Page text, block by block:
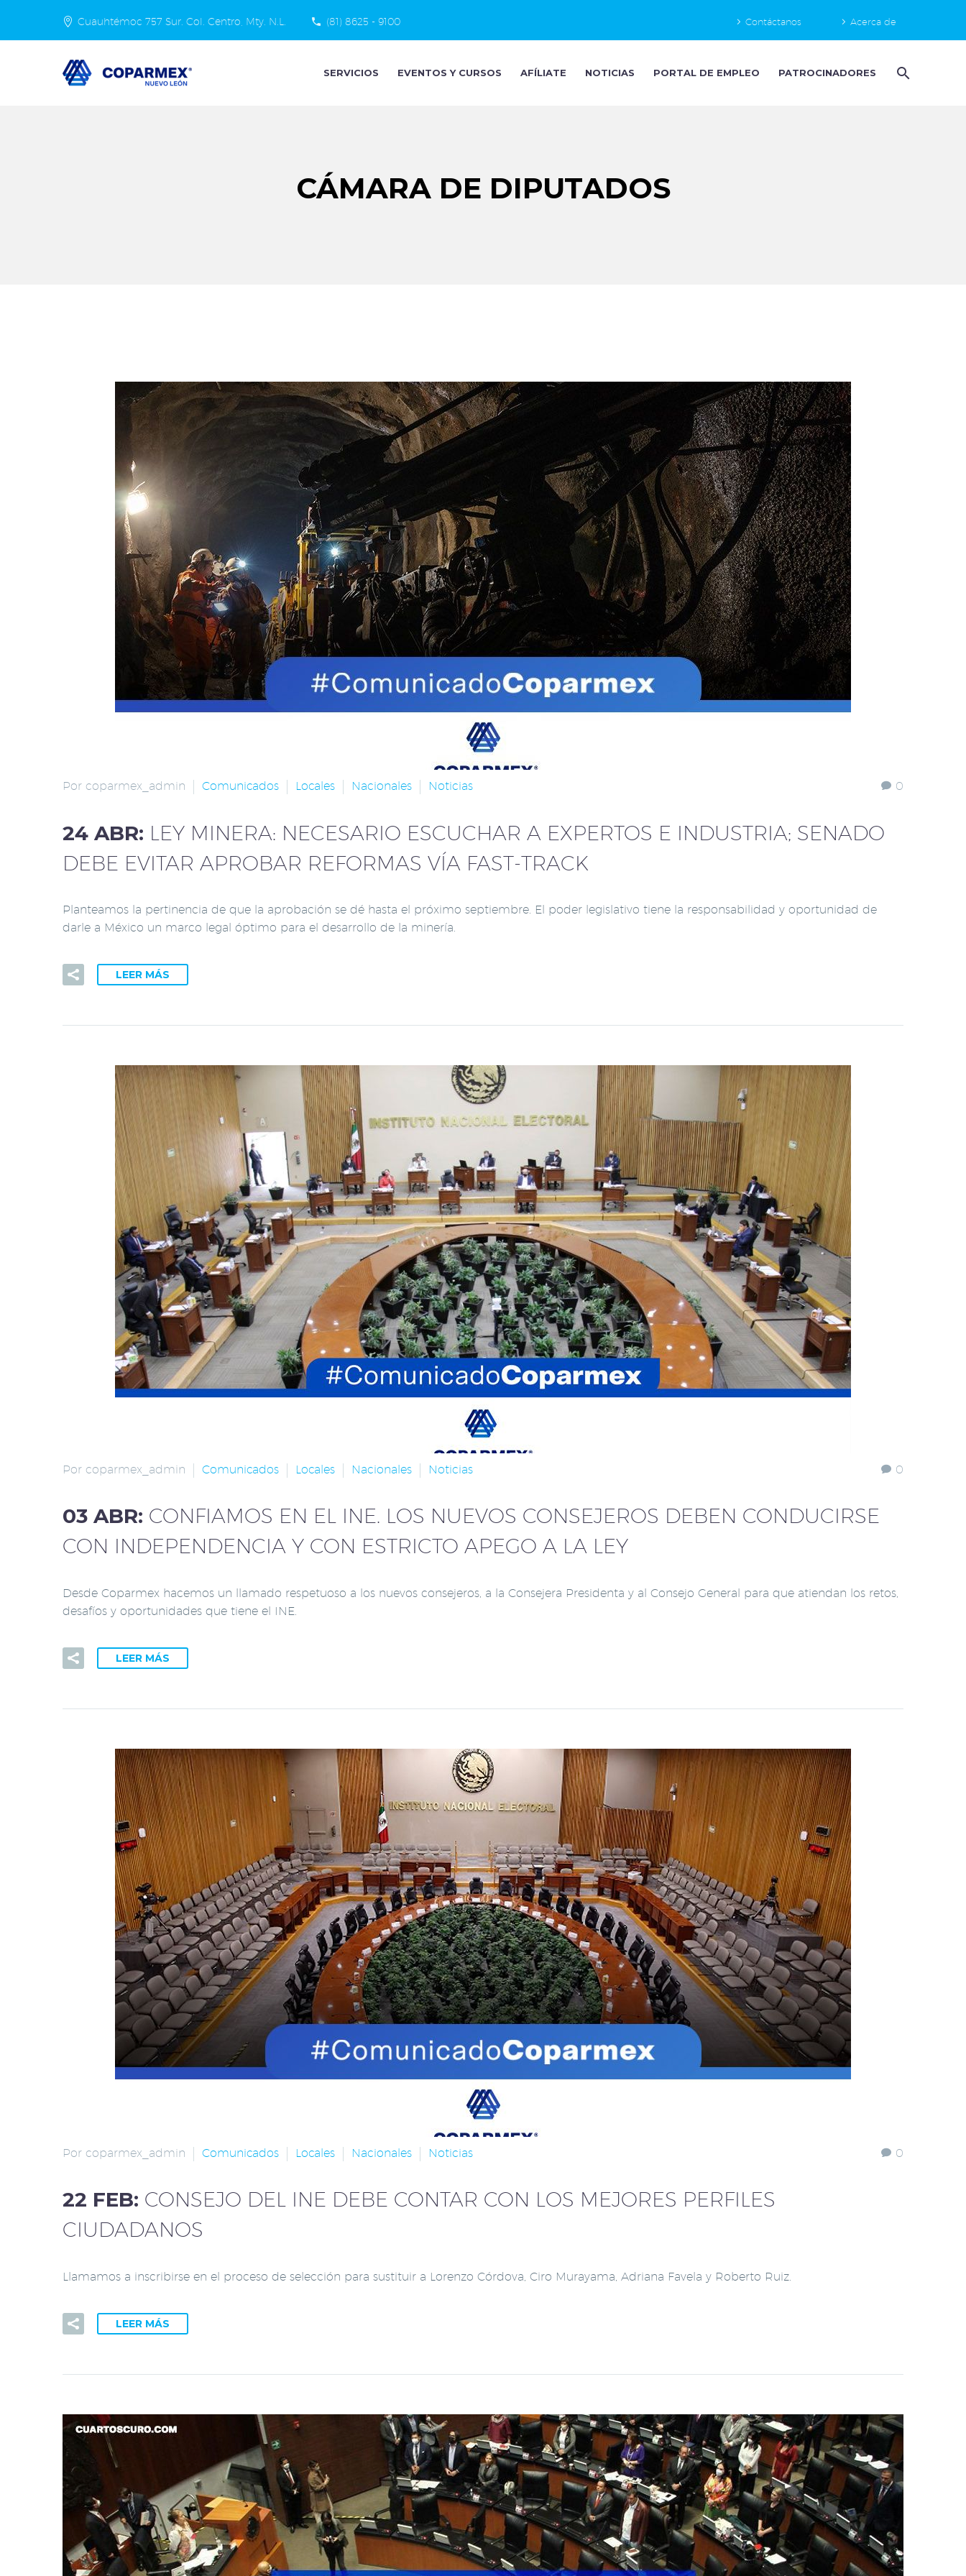
Cuauhtémoc 757 Sur. Col. Centro, Mty. N.L. (81) 8625 - 9100 Contáctanos Acerca de
SERVICIOS EVENTOS Y CURSOS AFÍLIATE NOTICIAS PORTAL DE EMPLEO PATROCINADORES
CÁMARA DE DIPUTADOS
0
Por coparmex_admin Comunicados Locales Nacionales Noticias
24 ABR: LEY MINERA: NECESARIO ESCUCHAR A EXPERTOS E INDUSTRIA; SENADO
DEBE EVITAR APROBAR REFORMAS VÍA FAST-TRACK
Planteamos la pertinencia de que la aprobación se dé hasta el próximo septiembre. El poder legislativo tiene la responsabilidad y oportunidad de
darle a México un marco legal óptimo para el desarrollo de la minería.
LEER MÁS
0
Por coparmex_admin Comunicados Locales Nacionales Noticias
03 ABR: CONFIAMOS EN EL INE. LOS NUEVOS CONSEJEROS DEBEN CONDUCIRSE
CON INDEPENDENCIA Y CON ESTRICTO APEGO A LA LEY
Desde Coparmex hacemos un llamado respetuoso a los nuevos consejeros, a la Consejera Presidenta y al Consejo General para que atiendan los retos,
desafíos y oportunidades que tiene el INE.
LEER MÁS
0
Por coparmex_admin Comunicados Locales Nacionales Noticias
22 FEB: CONSEJO DEL INE DEBE CONTAR CON LOS MEJORES PERFILES
CIUDADANOS
Llamamos a inscribirse en el proceso de selección para sustituir a Lorenzo Córdova, Ciro Murayama, Adriana Favela y Roberto Ruiz.
LEER MÁS